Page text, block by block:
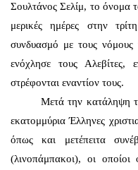
Σουλτάνος Σελίμ, το όνομα
μερικές ημέρες στην
συνδυασμό με τους νόμους
ενόχλησε τους Αλεβίτες,
στρέφονται εναντίον τους.
Μετά την κατάληψη της
εκατομμύρια Έλληνες
όπως και μετέπειτα
(λινοπάμπακοι), οι